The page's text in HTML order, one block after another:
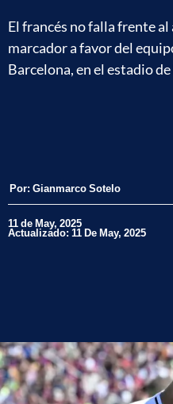
El francés no falla frente al
marcador a favor del
Barcelona, en el estadio
Por: Gianmarco Sotelo
11 de May, 2025
Actualizado: 11 De May, 2025